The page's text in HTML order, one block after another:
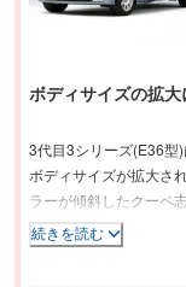
ボディサイズの拡
3代目3シリーズ(E36型
ボディサイズが拡大さ
ラーが傾斜したクーペ
灯ヘッドライトはガラ
は、2ドアクーペ、4ド
続きを読む